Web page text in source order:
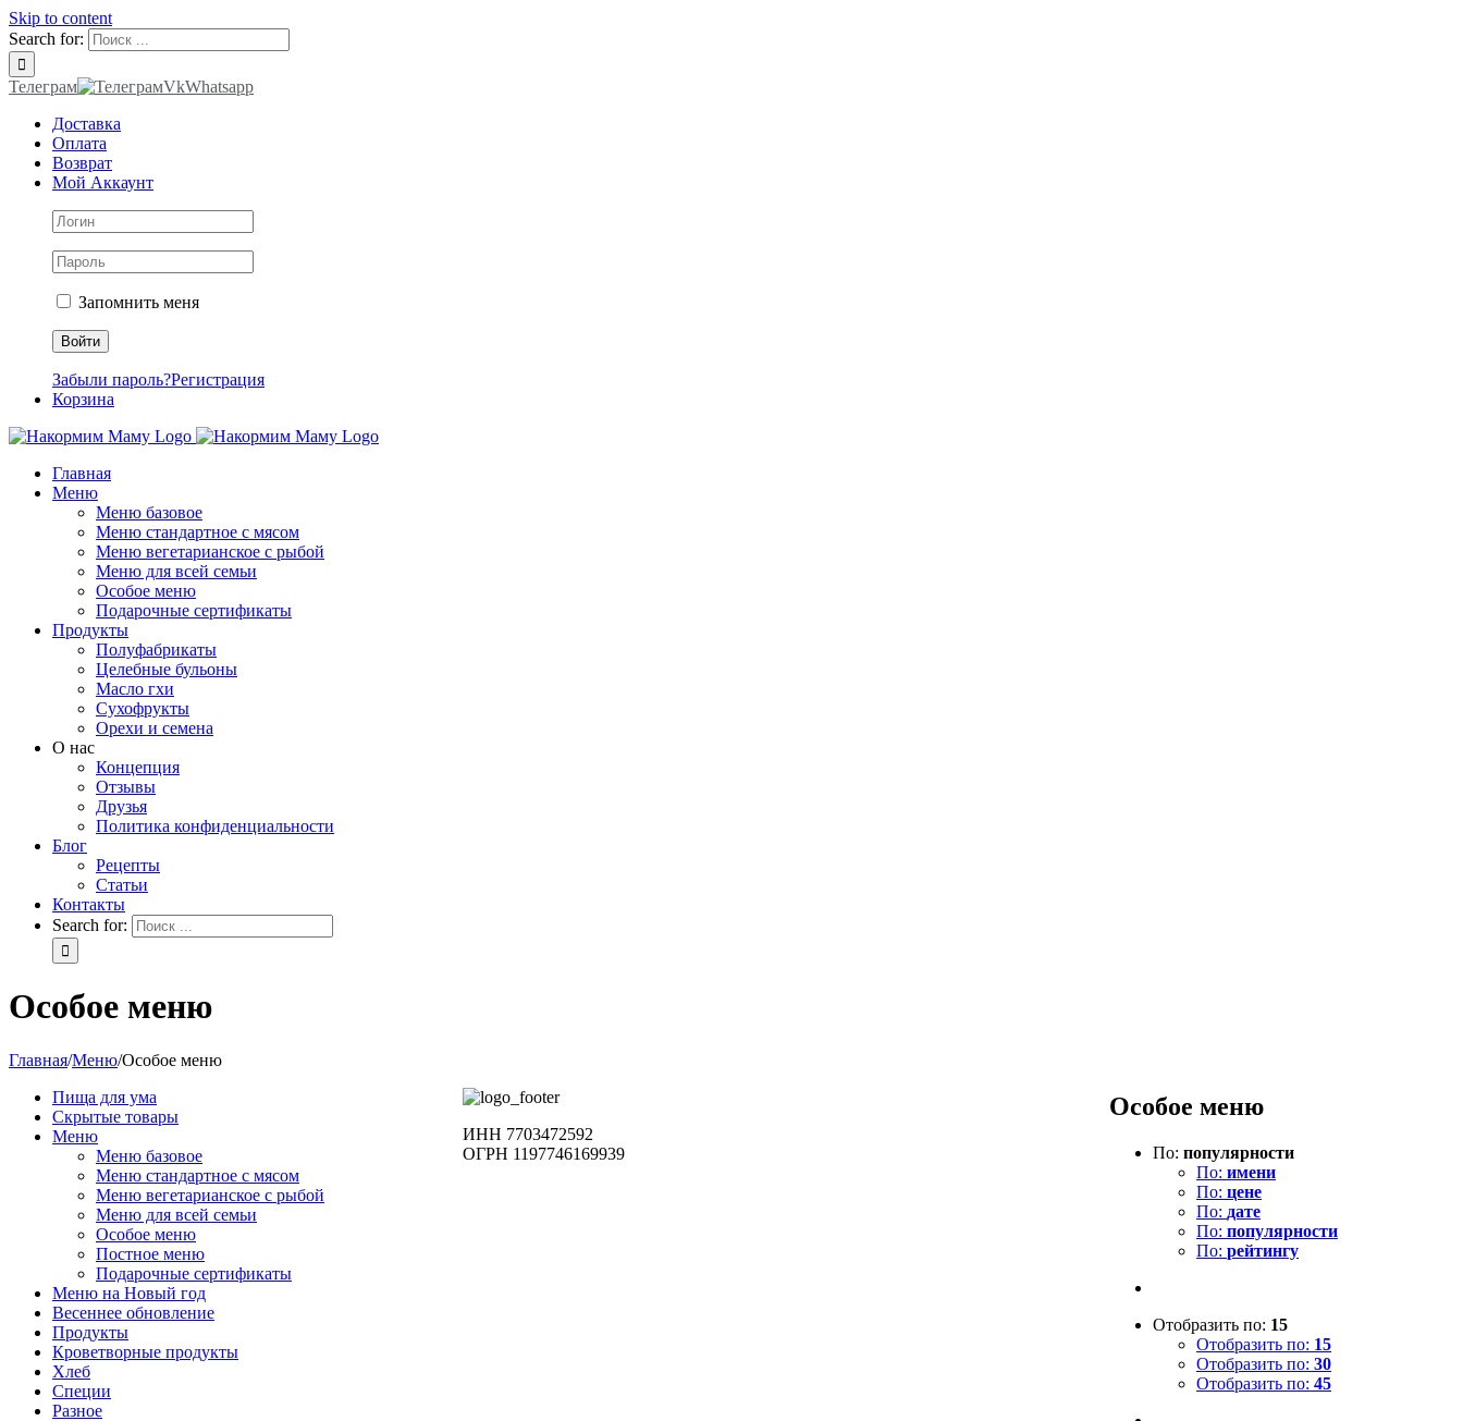
Skip to content
Search for:
Телеграм VkWhatsapp
Доставка
Оплата
Возврат
Мой Аккаунт
Запомнить меня
Забыли пароль?Регистрация
Корзина
Главная
Меню
Меню базовое
Меню стандартное с мясом
Меню вегетарианское с рыбой
Меню для всей семьи
Особое меню
Подарочные сертификаты
Продукты
Полуфабрикаты
Целебные бульоны
Масло гхи
Сухофрукты
Орехи и семена
О нас
Концепция
Отзывы
Друзья
Политика конфиденциальности
Блог
Рецепты
Статьи
Контакты
Search for:
Особое меню
Главная/Меню/Особое меню
Особое меню
По: популярности
По: имени
По: цене
По: дате
По: популярности
По: рейтингу
Отобразить по: 15
Отобразить по: 15
Отобразить по: 30
Отобразить по: 45
Пища для ума
Скрытые товары
Меню
Меню базовое
Меню стандартное с мясом
Меню вегетарианское с рыбой
Меню для всей семьи
Особое меню
Постное меню
Подарочные сертификаты
Меню на Новый год
Весеннее обновление
Продукты
Кроветворные продукты
Хлеб
Специи
Разное
ИНН 7703472592
ОГРН 1197746169939